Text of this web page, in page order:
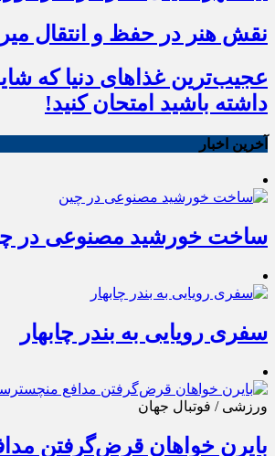
نقش هنر در حفظ و انتقال
عجیب‌ترین غذاهای دنیا که
داشته باشید امتحان کنید!
آخرین اخبار
ساخت خورشید مصنوعی در
سفری رویایی به بندر چابهار
ورزشی / فوتبال جهان
بایرن خواهان قرض‌گرفتن